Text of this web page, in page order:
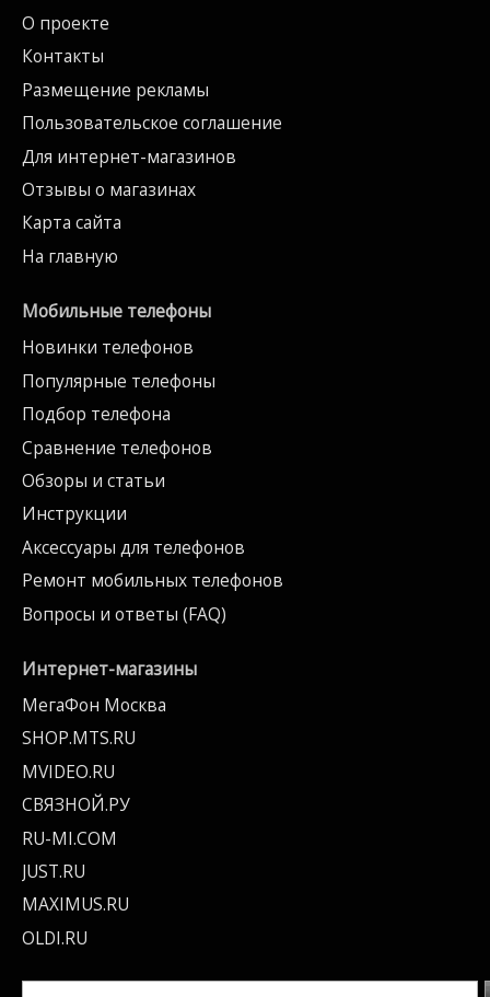
О проекте
Контакты
Размещение рекламы
Пользовательское соглашение
Для интернет-магазинов
Отзывы о магазинах
Карта сайта
На главную
Мобильные телефоны
Новинки телефонов
Популярные телефоны
Подбор телефона
Сравнение телефонов
Обзоры и статьи
Инструкции
Аксессуары для телефонов
Ремонт мобильных телефонов
Вопросы и ответы (FAQ)
Интернет-магазины
МегаФон Москва
SHOP.MTS.RU
MVIDEO.RU
СВЯЗНОЙ.РУ
RU-MI.COM
JUST.RU
MAXIMUS.RU
OLDI.RU